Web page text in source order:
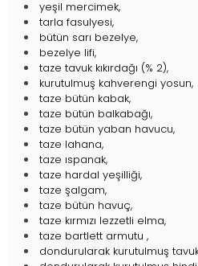
yeşil mercimek,
tarla fasulyesi,
bütün sarı bezelye,
bezelye lifi,
taze tavuk kıkırdağı (% 2),
kurutulmuş kahverengi yosun,
taze bütün kabak,
taze bütün balkabağı,
taze bütün yaban havucu,
taze lahana,
taze ıspanak,
taze hardal yeşilliği,
taze şalgam,
taze bütün havuç,
taze kırmızı lezzetli elma,
taze bartlett armutu ,
dondurularak kurutulmuş